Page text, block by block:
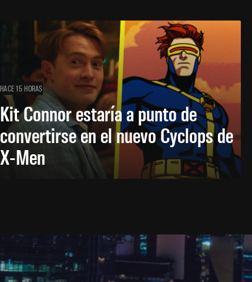
HACE 15 HORAS
Kit Connor estaría a punto de
convertirse en el nuevo Cyclops de
X-Men